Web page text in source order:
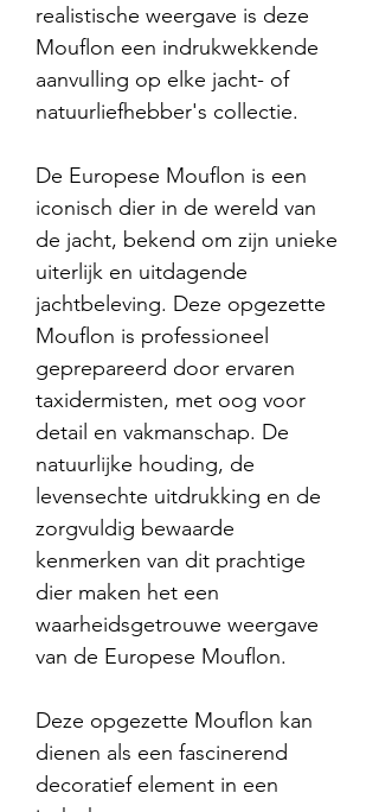
realistische weergave is deze
Mouflon een indrukwekkende
aanvulling op elke jacht- of
natuurliefhebber's collectie.
De Europese Mouflon is een
iconisch dier in de wereld van
de jacht, bekend om zijn unieke
uiterlijk en uitdagende
jachtbeleving. Deze opgezette
Mouflon is professioneel
geprepareerd door ervaren
taxidermisten, met oog voor
detail en vakmanschap. De
natuurlijke houding, de
levensechte uitdrukking en de
zorgvuldig bewaarde
kenmerken van dit prachtige
dier maken het een
waarheidsgetrouwe weergave
van de Europese Mouflon.
Deze opgezette Mouflon kan
dienen als een fascinerend
decoratief element in een